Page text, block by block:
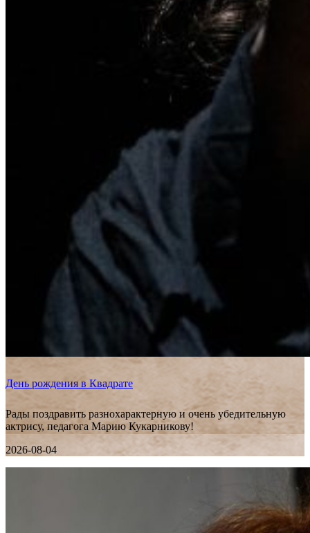
День рождения в Квадрате
Рады поздравить разнохарактерную и очень убедительную
актрису, педагога Марию Кукарникову!
2026-08-04